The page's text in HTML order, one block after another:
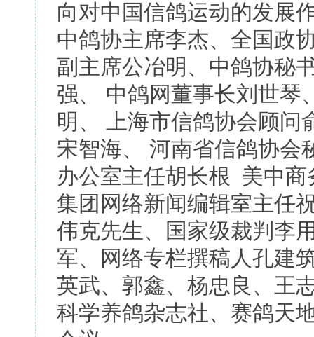
向对中国信鸽运动的发展
中鸽协主席李杰、全国政
副主席公冶明、中鸽协秘
强、 中鸽网董事长刘世琴
明、 上海市信鸽协会顾问
宋智海、 河南省信鸽协会
办公室主任胡长根 美中
集团网络新闻编辑室主任
伟克先生、国家级裁判李
军、网络专栏撰稿人孔建
英武、郭鑫、杨忠良、王
科学养鸽杂志社、赛鸽天